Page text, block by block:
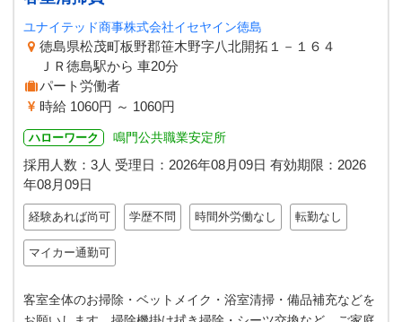
ユナイテッド商事株式会社イセヤイン徳島
徳島県松茂町板野郡笹木野字八北開拓１－１６４
ＪＲ徳島駅から 車20分
パート労働者
時給 1060円 ～ 1060円
ハローワーク 鳴門公共職業安定所
採用人数：3人 受理日： 2026年08月09日 有効期限： 2026
年08月09日
経験あれば尚可 学歴不問 時間外労働なし 転勤なし
マイカー通勤可
客室全体のお掃除・ベットメイク・浴室清掃・備品補充などを